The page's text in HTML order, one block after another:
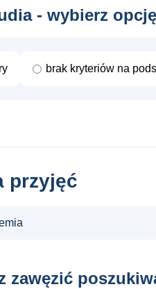
- wybierz opcję
brak kryteriów na
przyjęć
zawęzić